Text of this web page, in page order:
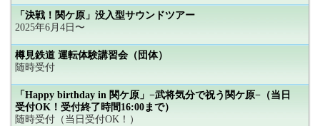
「決戦！関ケ原」没入型サウンドツアー
2025年6月4日〜
樽見鉄道 運転体験講習会（団体）
随時受付
「Happy birthday in 関ケ原」−武将気分で祝う関ケ原−（当日
受付OK！受付終了時間16:00まで）
随時受付（当日受付OK！）